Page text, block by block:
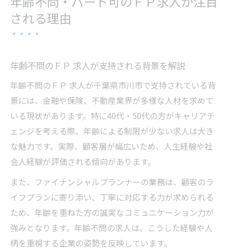
される理由
年齢不問のＦＰ 求人が支持される背景を解説
年齢不問のＦＰ 求人が千葉県市川市で支持されている背
景には、金融や保険、不動産業界が多様な人材を求めて
いる現状があります。特に40代・50代の方がキャリアチ
ェンジを考える際、年齢による制限が少ない求人は大き
な魅力です。実際、顧客層が幅広いため、人生経験や社
会人経験が評価される傾向があります。
また、ファイナンシャルプランナーの業務は、顧客のラ
イフプランに寄り添い、丁寧に対応する力が求められる
ため、年齢を重ねた方の誠実なコミュニケーション力が
強みとなります。年齢不問の求人は、こうした経験や人
柄を重視する企業の姿勢を反映しています。